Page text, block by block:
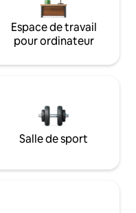
Espace de travail
pour ordinateur
Salle de sport